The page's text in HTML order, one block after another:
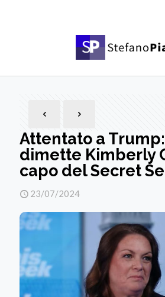
Attentato a
dimette Kimberly
capo del Secret
23/07/2024